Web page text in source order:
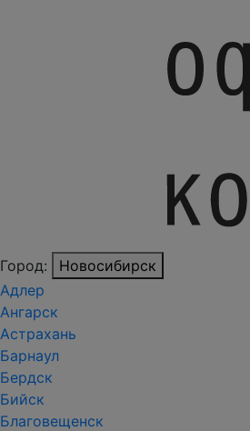
Город:
Новосибирск
Адлер
Ангарск
Астрахань
Барнаул
Бердск
Бийск
Благовещенск